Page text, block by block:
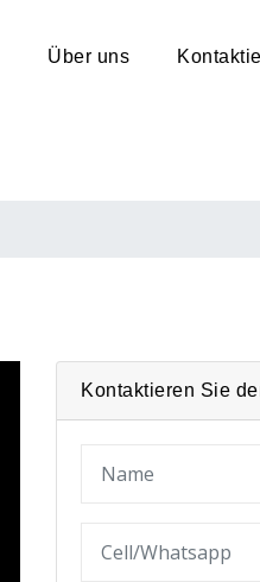
Über uns
Kontaktieren Sie